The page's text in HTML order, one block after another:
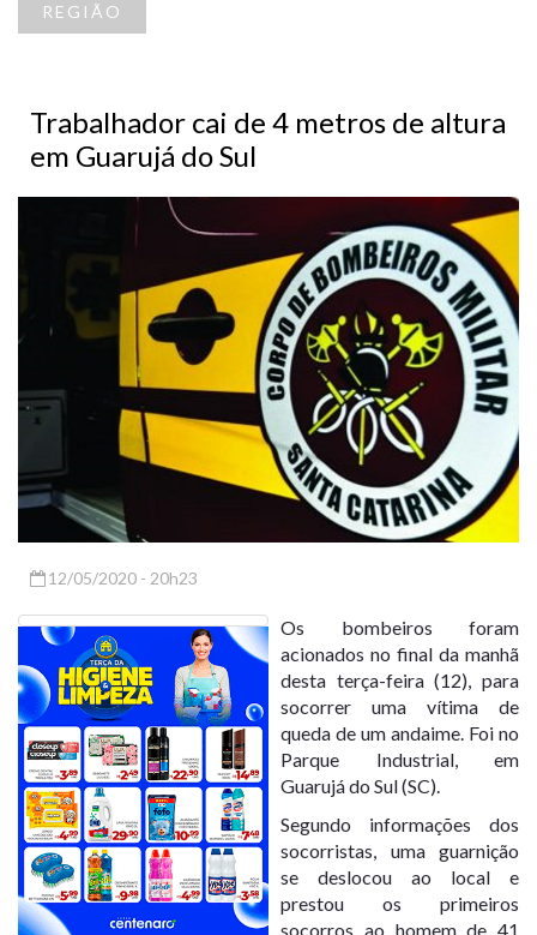
REGIÃO
Trabalhador cai de 4 metros de altura
em Guarujá do Sul
12/05/2020 - 20h23
Os bombeiros foram
acionados no final da manhã
desta terça-feira (12), para
socorrer uma vítima de
queda de um andaime. Foi no
Parque Industrial, em
Guarujá do Sul (SC).
Segundo informações dos
socorristas, uma guarnição
se deslocou ao local e
prestou os primeiros
socorros ao homem de 41